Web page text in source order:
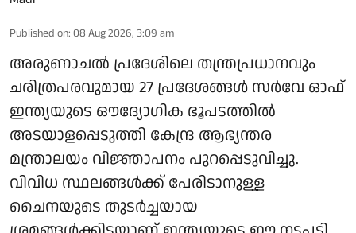
Published on: 08 Aug 2026, 3:09 am
അരുണാചല്‍ പ്രദേശിലെ തന്ത്രപ്രധാനവും
ചരിത്രപരവുമായ 27 പ്രദേശങ്ങള്‍ സര്‍വേ ഓഫ്
ഇന്ത്യയുടെ ഔദ്യോഗിക ഭൂപടത്തില്‍
അടയാളപ്പെടുത്തി കേന്ദ്ര ആഭ്യന്തര
മന്ത്രാലയം വിജ്ഞാപനം പുറപ്പെടുവിച്ചു.
വിവിധ സ്ഥലങ്ങള്‍ക്ക് പേരിടാനുള്ള
ചൈനയുടെ തുടര്‍ച്ചയായ